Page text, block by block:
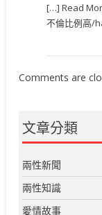
[…] Read
不倫比例高/
Comments are
文章分類
兩性新聞
兩性知識
愛情故事